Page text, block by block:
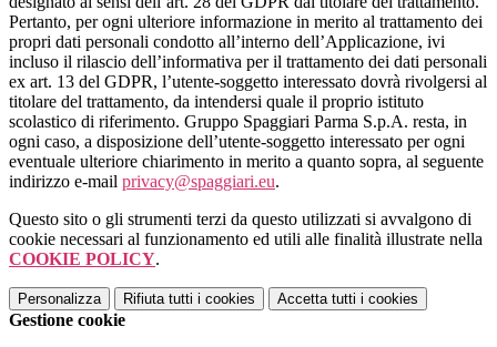
Pertanto, per ogni ulteriore informazione in merito al trattamento dei
propri dati personali condotto all’interno dell’Applicazione, ivi
incluso il rilascio dell’informativa per il trattamento dei dati personali
ex art. 13 del GDPR, l’utente-soggetto interessato dovrà rivolgersi al
titolare del trattamento, da intendersi quale il proprio istituto
scolastico di riferimento. Gruppo Spaggiari Parma S.p.A. resta, in
ogni caso, a disposizione dell’utente-soggetto interessato per ogni
eventuale ulteriore chiarimento in merito a quanto sopra, al seguente
indirizzo e-mail privacy@spaggiari.eu.
Questo sito o gli strumenti terzi da questo utilizzati si avvalgono di
cookie necessari al funzionamento ed utili alle finalità illustrate nella
COOKIE POLICY.
Personalizza Rifiuta tutti i cookies Accetta tutti i cookies
Gestione cookie